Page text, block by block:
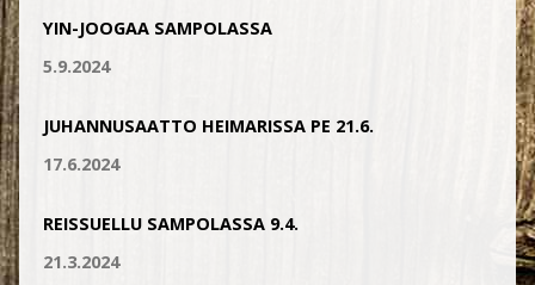
YIN-JOOGAA SAMPOLASSA
5.9.2024
JUHANNUSAATTO HEIMARISSA PE 21.6.
17.6.2024
REISSUELLU SAMPOLASSA 9.4.
21.3.2024